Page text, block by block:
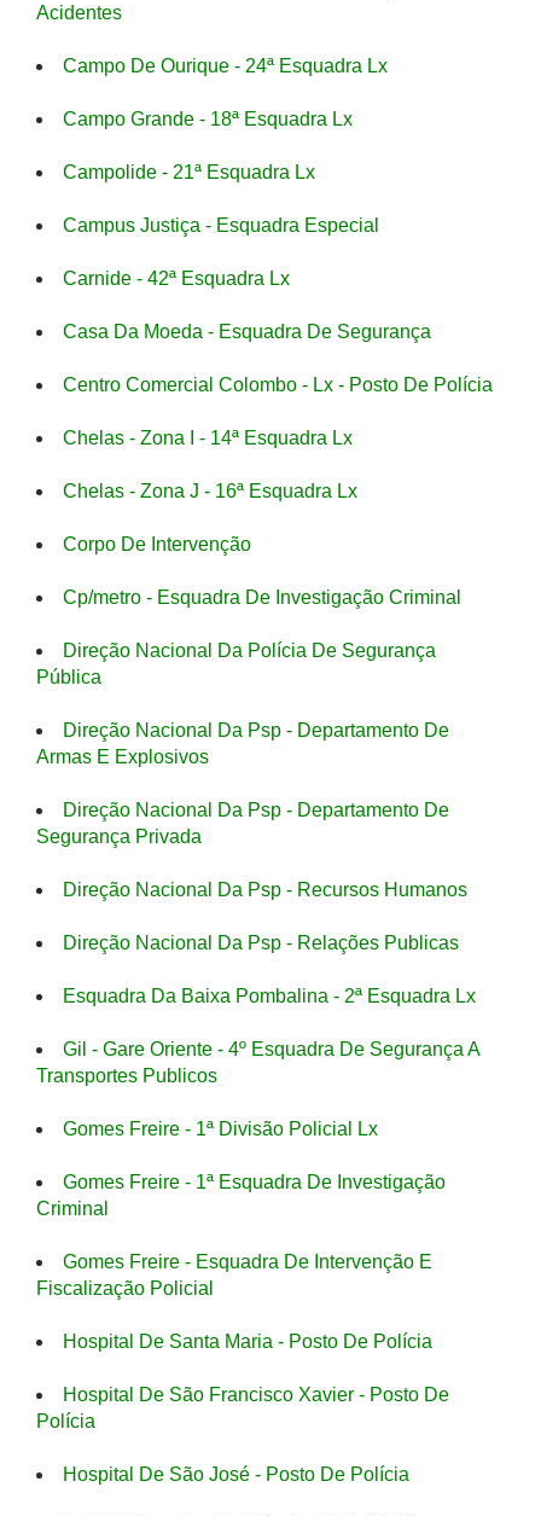
Acidentes
Campo De Ourique - 24ª Esquadra Lx
Campo Grande - 18ª Esquadra Lx
Campolide - 21ª Esquadra Lx
Campus Justiça - Esquadra Especial
Carnide - 42ª Esquadra Lx
Casa Da Moeda - Esquadra De Segurança
Centro Comercial Colombo - Lx - Posto De Polícia
Chelas - Zona I - 14ª Esquadra Lx
Chelas - Zona J - 16ª Esquadra Lx
Corpo De Intervenção
Cp/metro - Esquadra De Investigação Criminal
Direção Nacional Da Polícia De Segurança
Pública
Direção Nacional Da Psp - Departamento De
Armas E Explosivos
Direção Nacional Da Psp - Departamento De
Segurança Privada
Direção Nacional Da Psp - Recursos Humanos
Direção Nacional Da Psp - Relações Publicas
Esquadra Da Baixa Pombalina - 2ª Esquadra Lx
Gil - Gare Oriente - 4º Esquadra De Segurança A
Transportes Publicos
Gomes Freire - 1ª Divisão Policial Lx
Gomes Freire - 1ª Esquadra De Investigação
Criminal
Gomes Freire - Esquadra De Intervenção E
Fiscalização Policial
Hospital De Santa Maria - Posto De Polícia
Hospital De São Francisco Xavier - Posto De
Polícia
Hospital De São José - Posto De Polícia